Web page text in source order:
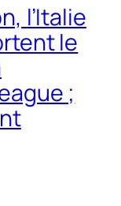
l’Italie
le
;